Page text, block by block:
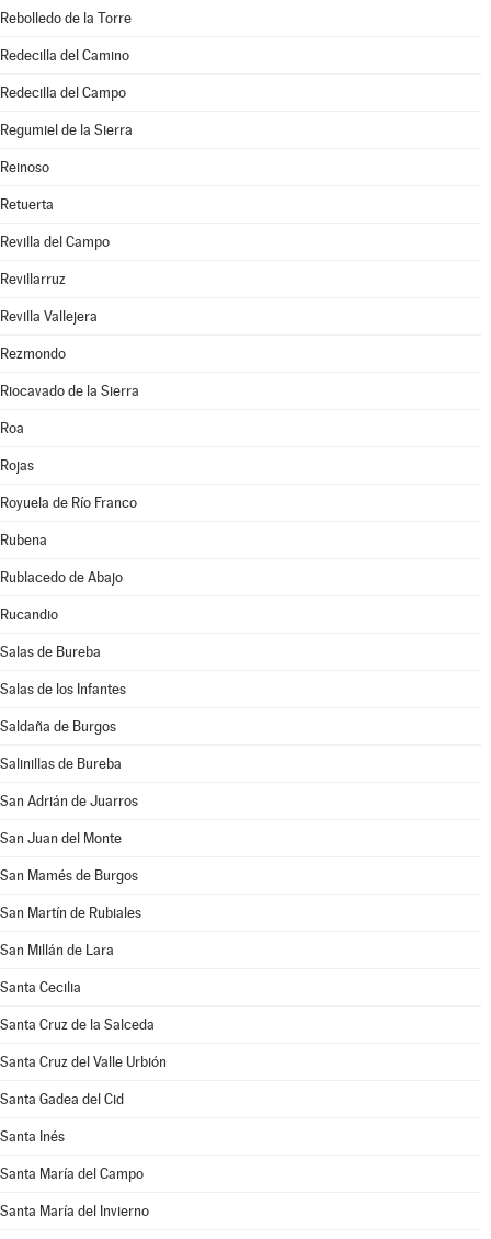
Rebolledo de la Torre
Redecilla del Camino
Redecilla del Campo
Regumiel de la Sierra
Reinoso
Retuerta
Revilla del Campo
Revillarruz
Revilla Vallejera
Rezmondo
Riocavado de la Sierra
Roa
Rojas
Royuela de Río Franco
Rubena
Rublacedo de Abajo
Rucandio
Salas de Bureba
Salas de los Infantes
Saldaña de Burgos
Salinillas de Bureba
San Adrián de Juarros
San Juan del Monte
San Mamés de Burgos
San Martín de Rubiales
San Millán de Lara
Santa Cecilia
Santa Cruz de la Salceda
Santa Cruz del Valle Urbión
Santa Gadea del Cid
Santa Inés
Santa María del Campo
Santa María del Invierno